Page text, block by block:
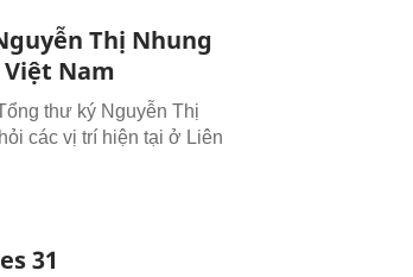
Thị Nhung
Nam
thư ký Nguyễn Thị
các vị trí hiện tại ở Liên
31